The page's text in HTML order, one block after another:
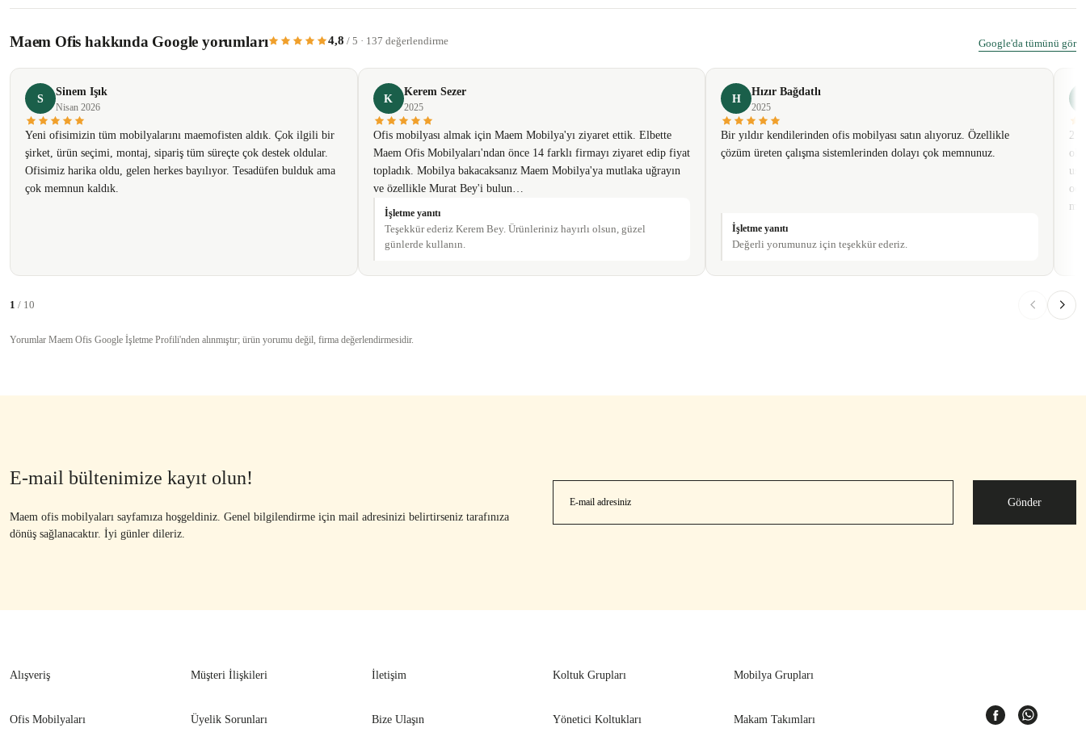
Yorum Yaz
Görüş ve önerileriniz için teşekkür ederiz.
Ürün resmi kalitesiz, bozuk veya görüntülenemiyor.
Ürün açıklamasında eksik bilgiler bulunuyor.
Ürün bilgilerinde hatalar bulunuyor.
Ürün fiyatı diğer sitelerden daha pahalı.
Bu ürüne benzer farklı alternatifler olmalı.
Maem Ofis hakkında Google yorumları 4,8 / 5 · 137 değerlendirme Google'da tümünü gör
S
Sinem Işık
Nisan 2026
Yeni ofisimizin tüm mobilyalarını maemofisten aldık. Çok ilgili bir
şirket, ürün seçimi, montaj, sipariş tüm süreçte çok destek oldular.
Ofisimiz harika oldu, gelen herkes bayılıyor. Tesadüfen bulduk ama
çok memnun kaldık.
K
Kerem Sezer
2025
Ofis mobilyası almak için Maem Mobilya'yı ziyaret ettik. Elbette
Maem Ofis Mobilyaları'ndan önce 14 farklı firmayı ziyaret edip fiyat
topladık. Mobilya bakacaksanız Maem Mobilya'ya mutlaka uğrayın
ve özellikle Murat Bey'i bulun…
İşletme yanıtı
Teşekkür ederiz Kerem Bey. Ürünleriniz hayırlı olsun, güzel
günlerde kullanın.
H
Hızır Bağdatlı
2025
Bir yıldır kendilerinden ofis mobilyası satın alıyoruz. Özellikle
çözüm üreten çalışma sistemlerinden dolayı çok memnunuz.
İşletme yanıtı
Değerli yorumunuz için teşekkür ederiz.
2
1 / 10
Yorumlar Maem Ofis Google İşletme Profili'nden alınmıştır; ürün yorumu değil, firma değerlendirmesidir.
E-mail bültenimize kayıt olun!
Maem ofis mobilyaları sayfamıza hoşgeldiniz. Genel bilgilendirme için mail adresinizi belirtirseniz tarafınıza
dönüş sağlanacaktır. İyi günler dileriz.
Gönder
Alışveriş
Ofis Mobilyaları
Müşteri İlişkileri
Üyelik Sorunları
İletişim
Bize Ulaşın
Koltuk Grupları
Yönetici Koltukları
Mobilya Grupları
Makam Takımları